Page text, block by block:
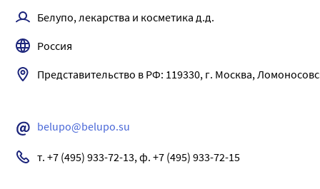
его метаболитов экскретируется почками и 3 % - через
части головы, возможно увеличение системной
Симптомы: задержка жидкости, снижение артериального
Лечение: для устранения задержки жидкости при
адреноблокаторы. Для лечения артериальной гипотензии
Белупо, лекарства и косметика д.д.
Россия
Представительство в РФ: 119330, г. Москва,
belupo@belupo.su
т. +7 (495) 933-72-13, ф. +7 (495) 933-72-15